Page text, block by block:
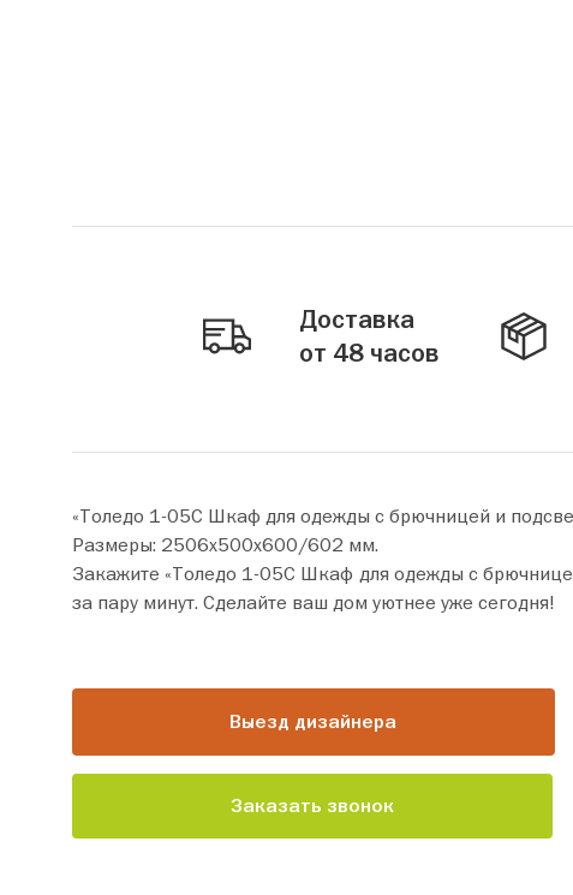
Доставка
от 48 часов
«Толедо 1-05С Шкаф для одежды с брючницей и
Размеры: 2506х500х600/602 мм.
Закажите «Толедо 1-05С Шкаф для одежды с брючницей и подсветкой » прямо
за пару минут. Сделайте ваш дом уютнее уже сегодня!
Выезд дизайнера
Заказать звонок